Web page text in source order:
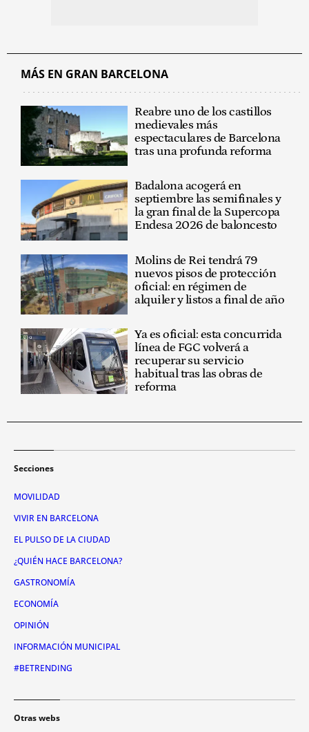
MÁS EN GRAN BARCELONA
Reabre uno de los castillos
medievales más
espectaculares de Barcelona
tras una profunda reforma
Badalona acogerá en
septiembre las semifinales y
la gran final de la Supercopa
Endesa 2026 de baloncesto
Molins de Rei tendrá 79
nuevos pisos de protección
oficial: en régimen de
alquiler y listos a final de año
Ya es oficial: esta concurrida
línea de FGC volverá a
recuperar su servicio
habitual tras las obras de
reforma
Secciones
MOVILIDAD
VIVIR EN BARCELONA
EL PULSO DE LA CIUDAD
¿QUIÉN HACE BARCELONA?
GASTRONOMÍA
ECONOMÍA
OPINIÓN
INFORMACIÓN MUNICIPAL
#BETRENDING
Otras webs